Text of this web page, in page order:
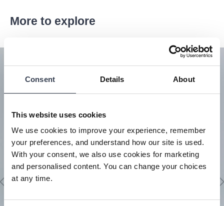
Consent Details About
This website uses cookies
We use cookies to improve your experience, remember
your preferences, and understand how our site is used.
With your consent, we also use cookies for marketing
and personalised content. You can change your choices
at any time.
More to explore